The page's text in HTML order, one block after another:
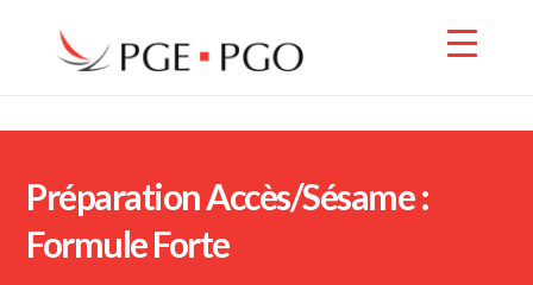
Préparation Accès/Sésame :
Formule Forte